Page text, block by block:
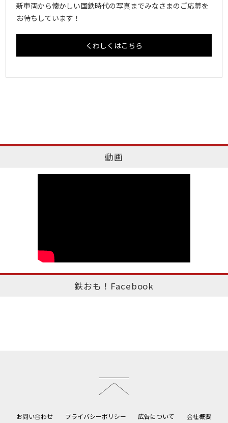
新車両から懐かしい国鉄時代の写真までみなさまのご応募を
お待ちしています！
くわしくはこちら
動画
鉄おも！Facebook
お問い合わせ プライバシーポリシー 広告について 会社概要